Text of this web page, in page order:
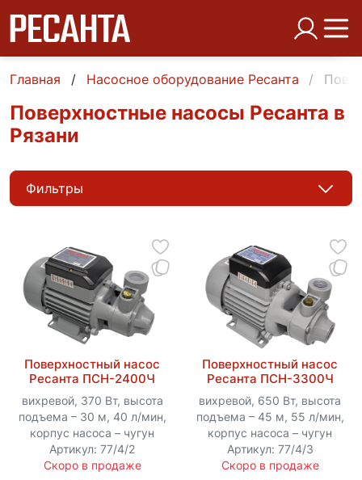
Главная Насосное оборудование Ресанта
Поверхностные насосы Ресанта в
Рязани
Фильтры
Поверхностный насос
Ресанта ПСН-2400Ч
вихревой, 370 Вт, высота
подъема – 30 м, 40 л/мин,
корпус насоса – чугун
Артикул: 77/4/2
Скоро в продаже
Поверхностный насос
Ресанта ПСН-3300Ч
вихревой, 650 Вт, высота
подъема – 45 м, 55 л/мин,
корпус насоса – чугун
Артикул: 77/4/3
Скоро в продаже